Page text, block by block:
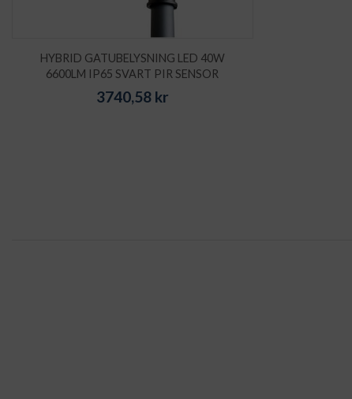
HYBRID GATUBELYSNING LED 40W
6600LM IP65 SVART PIR SENSOR
3740,58kr